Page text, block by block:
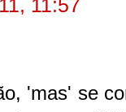
11:57
'mas' se